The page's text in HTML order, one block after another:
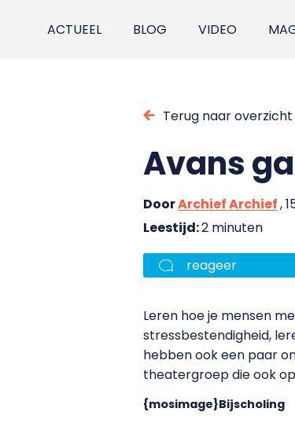
ACTUEEL BLOG VIDEO
Terug naar overzicht
Avans
DoorArchief Archief,
Leestijd:2 minuten
reageer
Leren hoe je mensen
stressbestendigheid,
hebben ook een paar
theatergroep die ook
{mosimage}Bijscholing